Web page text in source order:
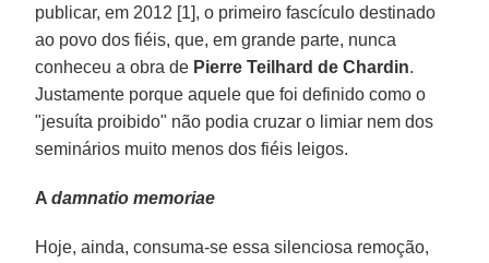
publicar, em 2012 [1], o primeiro fascículo destinado
ao povo dos fiéis, que, em grande parte, nunca
conheceu a obra de Pierre Teilhard de Chardin.
Justamente porque aquele que foi definido como o
"jesuíta proibido" não podia cruzar o limiar nem dos
seminários muito menos dos fiéis leigos.
Adamnatio memoriae
Hoje, ainda, consuma-se essa silenciosa remoção,